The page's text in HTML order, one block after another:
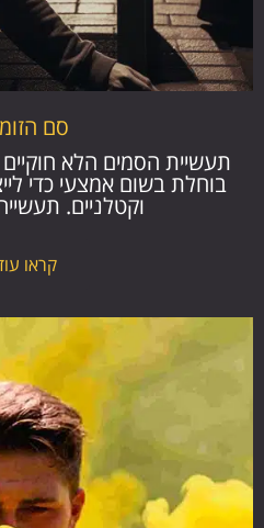
סם
תעשיית הסמים הלא
בוחלת בשום אמצעי כדי
וקטלניים.
קראו